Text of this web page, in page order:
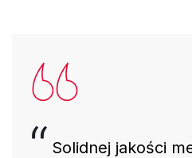
Solidnej jakości